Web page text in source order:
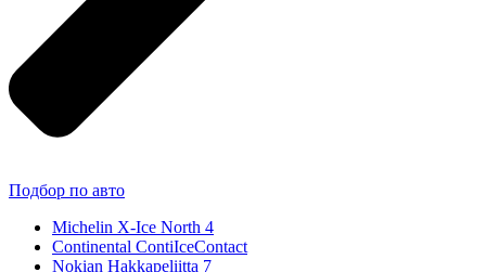
Подбор по авто
Michelin X-Ice North 4
Continental ContiIceContact
Nokian Hakkapeliitta 7